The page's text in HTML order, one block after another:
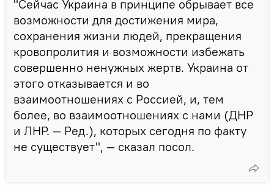
"Сейчас Украина в принципе обрывает все
возможности для достижения мира,
сохранения жизни людей, прекращения
кровопролития и возможности избежать
совершенно ненужных жертв. Украина от
этого отказывается и во
взаимоотношениях с Россией, и, тем
более, во взаимоотношениях с нами (ДНР
и ЛНР. — Ред.), которых сегодня по факту
не существует", — сказал посол.